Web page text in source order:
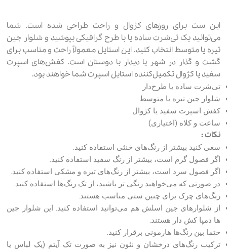
این ست برای روزهای کژوال و راحت طراحی شده است. شما
می‌توانید یک تی‌شرت ساده یا با طرح گرافیکی بپوشید و شلوار جین
تیره یا متوسط انتخاب کنید. این استایل معمولاً راحت و مناسب برای
گشت و گذار در شهر یا دیدار با دوستان است. کفش‌های اسپرت
سفید یا کژوال تکمیل‌کننده استایل اسپرت شما خواهند بود.
تی‌شرت ساده یا طرح‌دار
شلوار جین تیره یا متوسط
کفش اسپرت سفید یا کژوال
ساعت و کلاه (اختیاری)
نکات :
سعی کنید بیشتر از رنگ‎‌های خنثی استفاده کنید.
اگر فصول گرم است، بیشتر از رنگ سفید استفاده کنید.
اگر فصول سرد است، بیشتر از رنگ‌های تیره و مشکی استفاده کنید.
در صورتی که می‌خواهید رنگی تر باشید، از تک رنگ‌ها استفاده کنید.
رنگ‌های چرک برای چنین ستی مناسب هستند.
از شلوارهای جین اسلش هم می‌توانید استفاده کنید. این شلوار جین
ها دمپا کش دار هستند.
حتما بین رنگ‌ها هارمونی برقرار کنید.
ترکیب رنگ‌های درخشان و نئون نیز به صورت تک آیتم (یک لباس یا